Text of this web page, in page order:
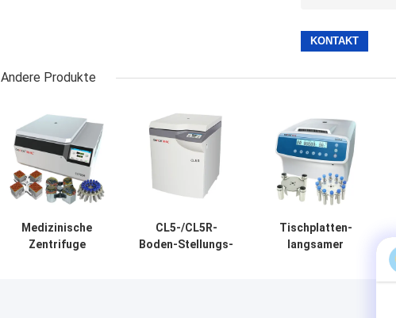
Andere Produkte
Medizinische
Zentrifuge
CL5-/CL5R-
Boden-Stellungs-
Tischplatten-
langsamer